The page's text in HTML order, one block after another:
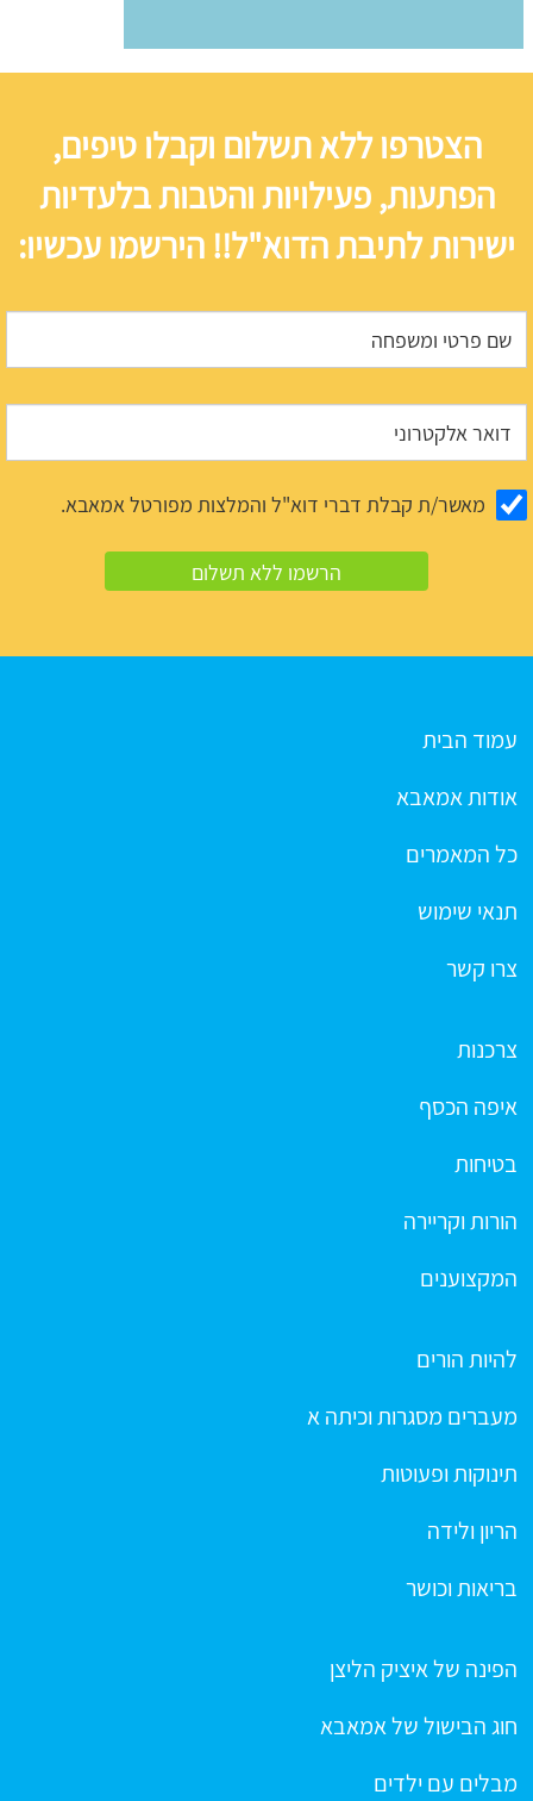
הצטרפו ללא תשלום וקבלו טיפים,
הפתעות, פעילויות והטבות בלעדיות
ישירות לתיבת הדוא"ל!! הירשמו עכשיו:
מאשר/ת קבלת דברי דוא"ל והמלצות מפורטל אמאבא.
עמוד הבית
אודות אמאבא
כל המאמרים
תנאי שימוש
צרו קשר
צרכנות
איפה הכסף
בטיחות
הורות וקריירה
המקצוענים
להיות הורים
מעברים מסגרות וכיתה א
תינוקות ופעוטות
הריון ולידה
בריאות וכושר
הפינה של איציק הליצן
חוג הבישול של אמאבא
מבלים עם ילדים